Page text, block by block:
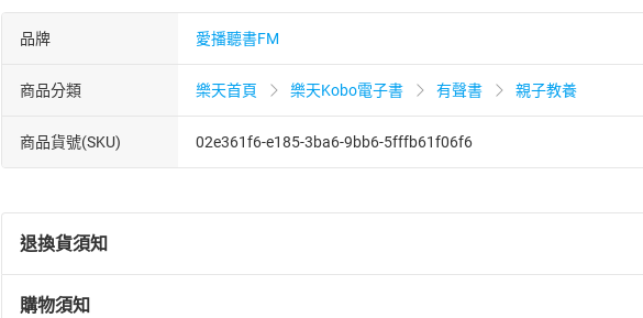
品牌 愛播聽書FM
商品分類 樂天首頁 樂天Kobo電子書 有聲書 親子教養
商品貨號(SKU) 02e361f6-e185-3ba6-9bb6-5fffb61f06f6
退換貨須知
購物須知